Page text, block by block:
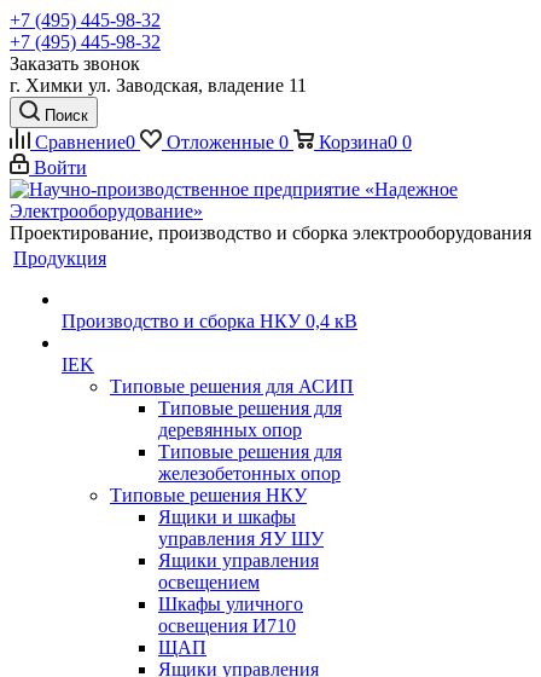
+7 (495) 445-98-32
+7 (495) 445-98-32
Заказать звонок
г. Химки ул. Заводская, владение 11
Поиск
Сравнение0 Отложенные 0 Корзина0 0
Войти
Проектирование, производство и сборка электрооборудования
Продукция
Производство и сборка НКУ 0,4 кВ
IEK
Типовые решения для АСИП
Типовые решения для
деревянных опор
Типовые решения для
железобетонных опор
Типовые решения НКУ
Ящики и шкафы
управления ЯУ ШУ
Ящики управления
освещением
Шкафы уличного
освещения И710
ЩАП
Ящики управления